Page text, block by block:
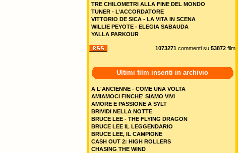
TRE CHILOMETRI ALLA FINE DEL MONDO
TUNER - L’ACCORDATORE
VITTORIO DE SICA - LA VITA IN SCENA
WILLIE PEYOTE - ELEGIA SABAUDA
YALLA PARKOUR
1073271 commenti su 53872 film
Ultimi film inseriti in archivio
A L'ANCIENNE - COME UNA VOLTA
AMIAMOCI FINCHE' SIAMO VIVI
AMORE E PASSIONE A SYLT
BRIVIDI NELLA NOTTE
BRUCE LEE - THE FLYING DRAGON
BRUCE LEE IL LEGGENDARIO
BRUCE LEE, IL CAMPIONE
CASH OUT 2: HIGH ROLLERS
CHASING THE WIND